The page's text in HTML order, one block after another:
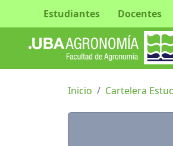
Estudiantes Docentes
Inicio Cartelera